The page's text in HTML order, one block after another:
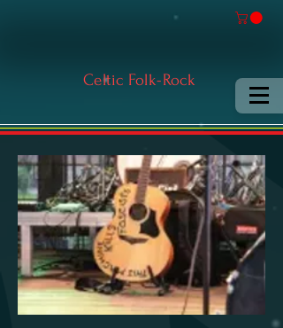
Celtic Folk-Rock